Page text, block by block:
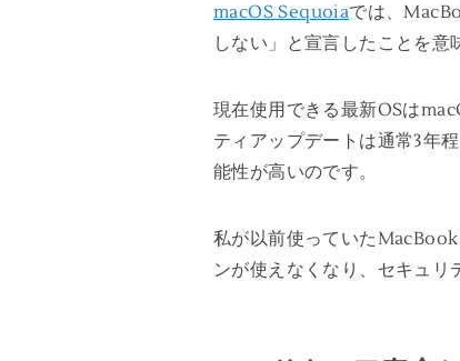
macOS Sequoiaでは、
しない」と宣言したことを意
現在使用できる最新OSは
ティアップデートは通常3年
能性が高いのです。
私が以前使っていた
ンが使えなくなり、セキュリ